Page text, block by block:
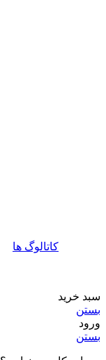
کاتالوگ ها
سبد خرید
بستن
ورود
بستن